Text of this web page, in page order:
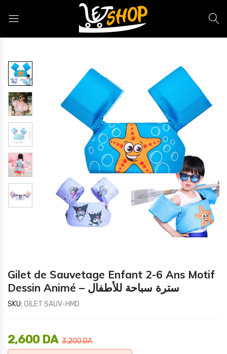
Gilet de Sauvetage Enfant 2-6 Ans Motif
Dessin Animé – سترة سباحة للأطفال
SKU: GILET SAUV-HMD
3,200DA
2,600 DA